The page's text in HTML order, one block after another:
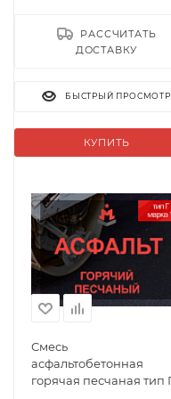
КУПИТЬ
РАССЧИТАТЬ
ДОСТАВКУ
БЫСТРЫЙ ПРОСМОТР
Смесь
асфальтобетонная
горячая песчаная тип